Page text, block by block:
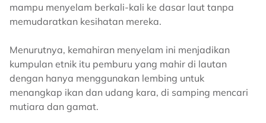
mampu menyelam berkali-kali ke dasar laut tanpa
memudaratkan kesihatan mereka.
Menurutnya, kemahiran menyelam ini menjadikan
kumpulan etnik itu pemburu yang mahir di lautan
dengan hanya menggunakan lembing untuk
menangkap ikan dan udang kara, di samping mencari
mutiara dan gamat.